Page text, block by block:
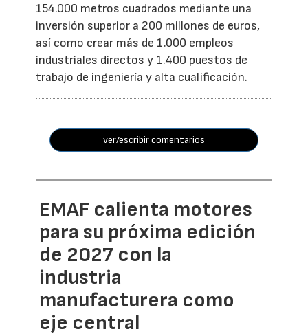
154.000 metros cuadrados mediante una
inversión superior a 200 millones de euros,
así como crear más de 1.000 empleos
industriales directos y 1.400 puestos de
trabajo de ingeniería y alta cualificación.
ver/escribir comentarios
EMAF calienta motores
para su próxima edición
de 2027 con la
industria
manufacturera como
eje central